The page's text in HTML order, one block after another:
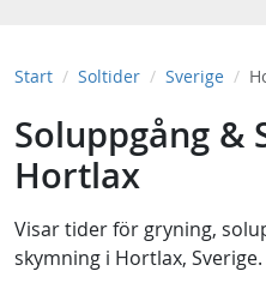
Start Soltider Sverige
Soluppgång &
Hortlax
Visar tider för gryning,
skymning i Hortlax, Sverige.